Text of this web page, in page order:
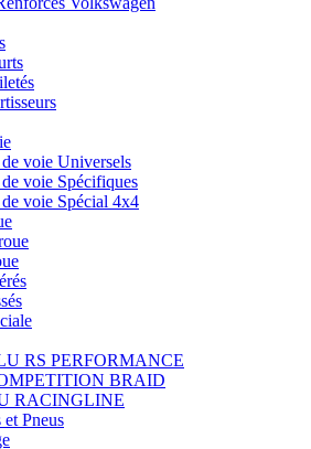
voie Universels
voie Spécifiques
voie Spécial 4x4
RS PERFORMANCE
BRAID
RACINGLINE
et Pneus